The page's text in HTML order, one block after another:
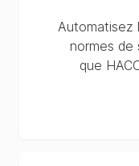
Automatisez
normes de
que